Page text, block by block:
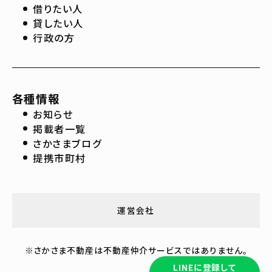
LINEに登録して
借りたい人
貸したい人
行政の方
各種情報
お知らせ
掲載者一覧
さかさまブログ
提携市町村
運営会社
※さかさま不動産は不動産仲介サービスではありません。